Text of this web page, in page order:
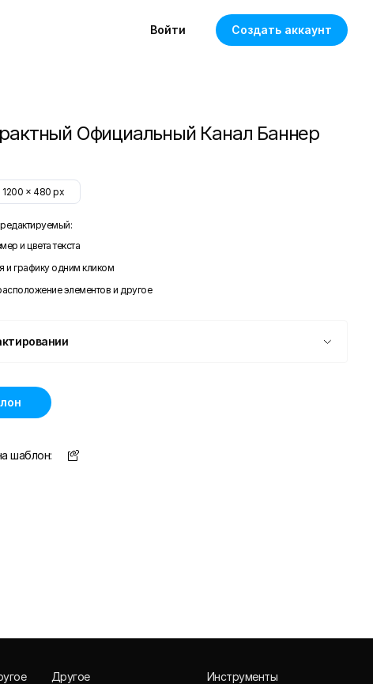
Войти Создать аккаунт
Официальный Канал Баннер
1200 x 480 px
и цвета текста
и графику одним кликом
элементов и другое
шаблон:
Другое
Инструменты